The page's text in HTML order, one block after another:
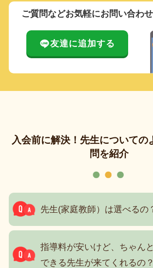
ご質問などお気軽にお問い合わせ
友達に追加する
入会前に解決！先生についての
問を紹介
先生(家庭教師）は選べるの
指導料が安いけど、ちゃん
できる先生が来てくれるの？